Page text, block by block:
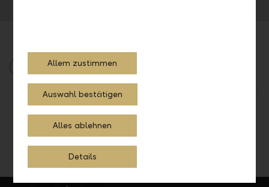
Medienmitteilung
Drucken
Allem zustimmen
Auswahl bestätigen
Alles ablehnen
Details